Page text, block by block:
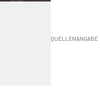
QUELLENANGABE